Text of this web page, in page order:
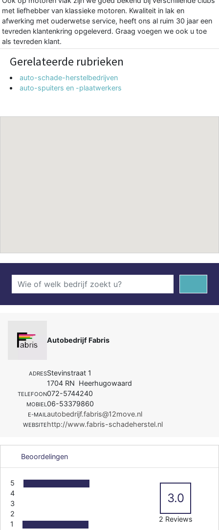
met liefhebber van klassieke motoren. Kwaliteit in lak en
afwerking met ouderwetse service, heeft ons al ruim 30 jaar een
tevreden klantenkring opgeleverd. Graag voegen we ook u toe
als tevreden klant.
Gerelateerde rubrieken
auto-schade-herstelbedrijven
auto-spuiters en -plaatwerkers
Autobedrijf Fabris
ADRESStevinstraat 1
1704 RN Heerhugowaard
TELEFOON072-5744240
MOBIEL 06-53379860
E-MAIL autobedrijf.fabris@12move.nl
WEBSITEhttp://www.fabris-schadeherstel.nl
Beoordelingen
5
4
3
2
1
3.0
2 Reviews